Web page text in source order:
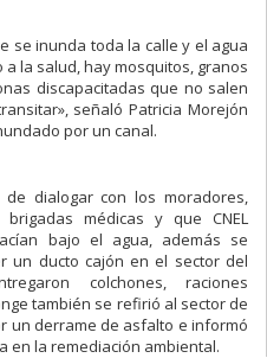
se inunda toda la calle y el agua
la salud, hay mosquitos, granos
discapacitadas que no salen
señaló Patricia Morejón
por un canal.
dialogar con los moradores,
médicas y que CNEL
bajo el agua, además se
un ducto cajón en el sector del
colchones, raciones
también se refirió al sector de
un derrame de asfalto e informó
en la remediación ambiental.